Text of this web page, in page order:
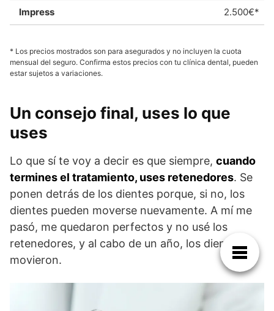
2.500€*
* Los precios mostrados son para asegurados y no incluyen la cuota
mensual del seguro. Confirma estos precios con tu clínica dental, pueden
estar sujetos a variaciones.
Un consejo final, uses lo que
uses
Lo que sí te voy a decir es que siempre, cuando
termines el tratamiento, uses retenedores. Se
ponen detrás de los dientes porque, si no, los
dientes pueden moverse nuevamente. A mí me
pasó, me quedaron perfectos y no usé los
retenedores, y al cabo de un año, los dientes se
movieron.